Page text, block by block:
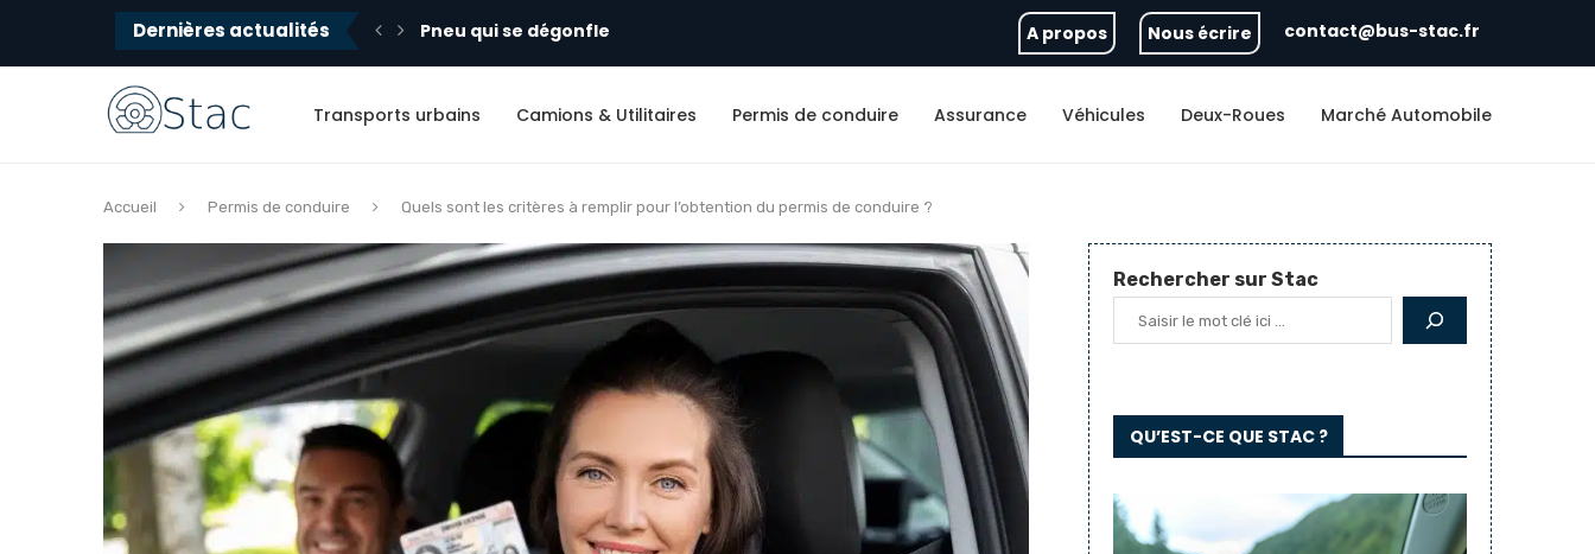
Dernières actualités
dégonfle sans crevaison : causes... Réglage du carburateur d’une tronçonneuse : comprendre les...Montant des amendes pour excès de vitesse en... Changement de
A propos Nous écrire contact@bus-stac.fr
Transports urbains Camions & Utilitaires Permis de conduire Assurance Véhicules Deux-Roues Marché Automobile
Accueil Permis de conduire Quels sont les critères à remplir pour l’obtention du permis de conduire ?
Rechercher sur Stac
QU’EST-CE QUE STAC ?